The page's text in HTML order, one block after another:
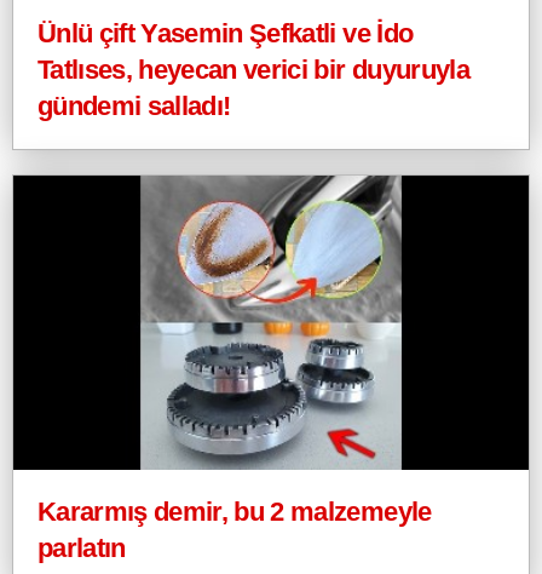
Ünlü çift Yasemin Şefkatli ve İdo
Tatlıses, heyecan verici bir duyuruyla
gündemi salladı!
Kararmış demir, bu 2 malzemeyle
parlatın